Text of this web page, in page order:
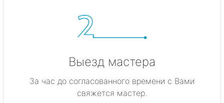
Выезд мастера
За час до согласованного времени с Вами
свяжется мастер.